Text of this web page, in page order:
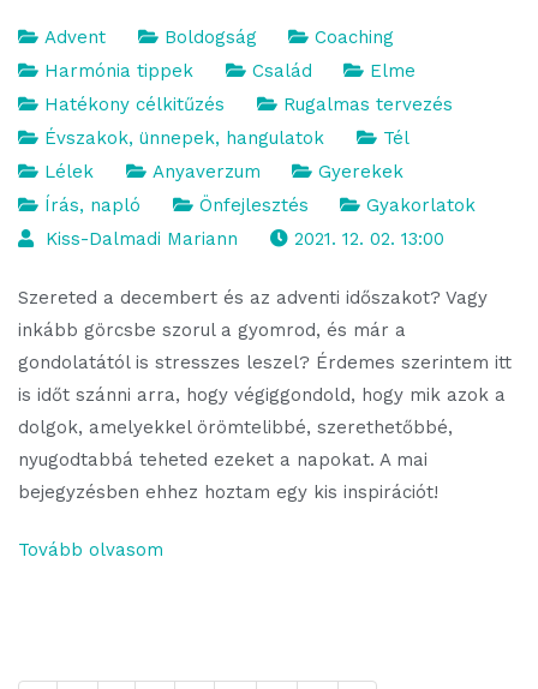
Advent Boldogság
Coaching
Harmónia tippek
Család
Elme
Hatékony célkitűzés
Rugalmas tervezés
Évszakok, ünnepek, hangulatok
Tél
Lélek
Anyaverzum
Gyerekek
Írás, napló
Önfejlesztés
Gyakorlatok
Kiss-Dalmadi Mariann
2021. 12. 02. 13:00
Szereted a decembert és az adventi időszakot? Vagy
inkább görcsbe szorul a gyomrod, és már a
gondolatától is stresszes leszel? Érdemes szerintem itt
is időt szánni arra, hogy végiggondold, hogy mik azok a
dolgok, amelyekkel örömtelibbé, szerethetőbbé,
nyugodtabbá teheted ezeket a napokat. A mai
bejegyzésben ehhez hoztam egy kis inspirációt!
Tovább olvasom